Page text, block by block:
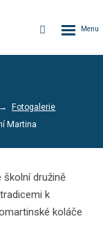
Vyhledávání
Fotogalerie
Martina
školní družině
k
koláče